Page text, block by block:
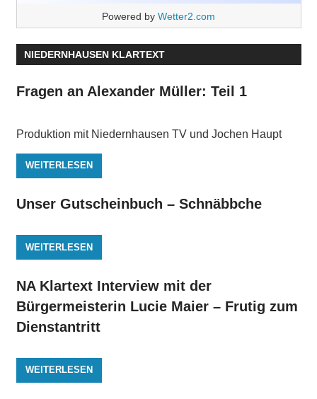
Powered by Wetter2.com
NIEDERNHAUSEN KLARTEXT
Fragen an Alexander Müller: Teil 1
Produktion mit Niedernhausen TV und Jochen Haupt
WEITERLESEN
Unser Gutscheinbuch – Schnäbbche
WEITERLESEN
NA Klartext Interview mit der
Bürgermeisterin Lucie Maier – Frutig zum
Dienstantritt
WEITERLESEN